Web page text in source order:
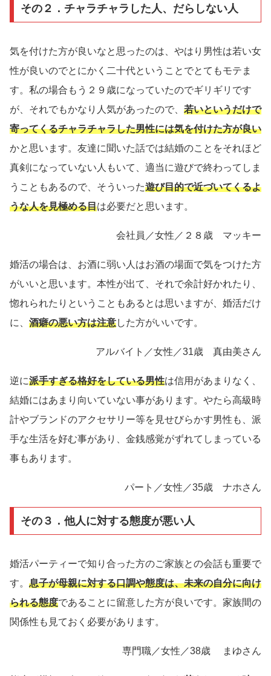
その２．チャラチャラした人、だらしない人
気を付けた方が良いなと思ったのは、やはり男性は若い女
性が良いのでとにかく二十代ということでとてもモテま
す。私の場合もう２９歳になっていたのでギリギリです
が、それでもかなり人気があったので、 若いというだけで
寄ってくるチャラチャラした男性には気を付けた方が良い
かと思います。友達に聞いた話では結婚のことをそれほど
真剣になっていない人もいて、適当に遊びで終わってしま
うこともあるので、そういった遊び目的で近づいてくるよ
うな人を見極める目は必要だと思います。
会社員／女性／２８歳 マッキー
婚活の場合は、お酒に弱い人はお酒の場面で気をつけた方
がいいと思います。本性が出て、それで余計好かれたり、
惚れられたりということもあるとは思いますが、婚活だけ
に、 酒癖の悪い方は注意した方がいいです。
アルバイト／女性／31歳 真由美さん
逆に派手すぎる格好をしている男性は信用があまりなく、
結婚にはあまり向いていない事があります。やたら高級時
計やブランドのアクセサリー等を見せびらかす男性も、派
手な生活を好む事があり、金銭感覚がずれてしまっている
事もあります。
パート／女性／35歳 ナホさん
その３．他人に対する態度が悪い人
婚活パーティーで知り合った方のご家族との会話も重要で
す。 息子が母親に対する口調や態度は、未来の自分に向け
られる態度であることに留意した方が良いです。家族間の
関係性も見ておく必要があります。
専門職／女性／38歳 まゆさん